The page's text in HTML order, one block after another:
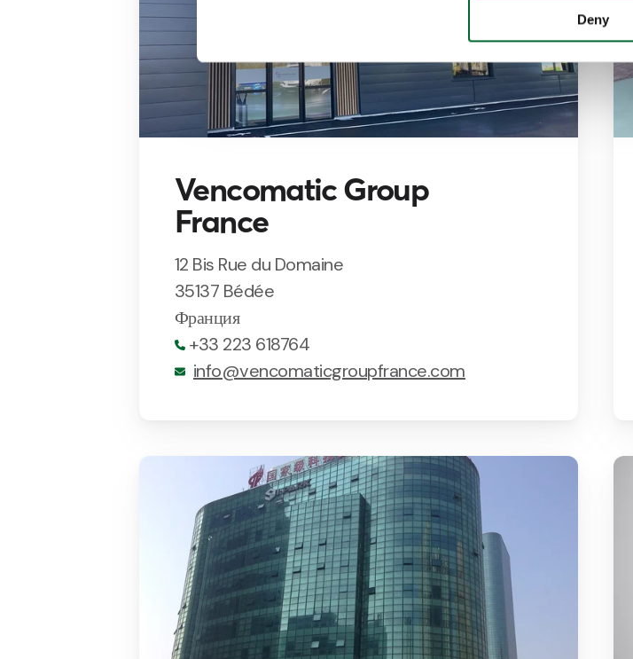
Deny
Vencomatic Group
France
12 Bis Rue du Domaine
35137 Bédée
Франция
+33 223 618764
info@vencomaticgroupfrance.com